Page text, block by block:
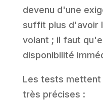
devenu d'une
suffit plus d'avoir
volant ; il faut
disponibilité
Les tests mettent
très précises :